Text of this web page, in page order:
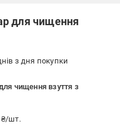
для чищення
з дня покупки
чищення взуття з
₴/шт.